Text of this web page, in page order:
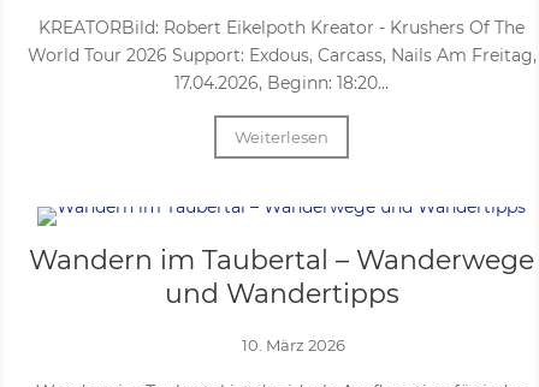
KREATORBild: Robert Eikelpoth Kreator - Krushers Of The
World Tour 2026 Support: Exdous, Carcass, Nails Am Freitag,
17.04.2026, Beginn: 18:20...
Weiterlesen
Wandern im Taubertal – Wanderwege
und Wandertipps
10. März 2026